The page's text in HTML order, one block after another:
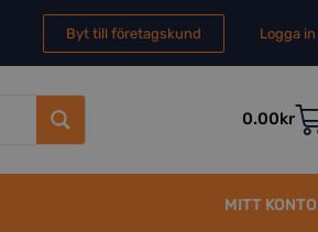
Byt till företagskund Logga in
0.00kr
MITT KONTO